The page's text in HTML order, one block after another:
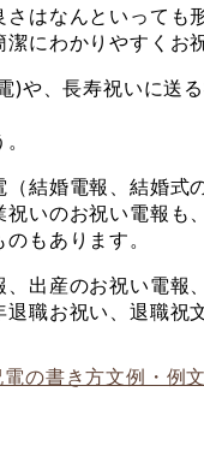
はなんといって
にわかりやすくお
)や、長寿祝いに送
結婚電報、結婚式
いのお祝い電報
もあります。
出産のお祝い電報
職お祝い、退職祝
の書き方文例・例